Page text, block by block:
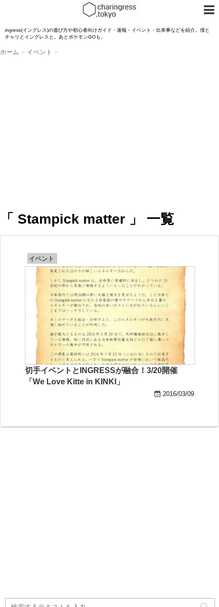
ingress(イングレス)の遊び方や初心者向けガイド・速報・イベント・出来事などを紹介。僕と
チャリとイングレスと。あとポケモンGOも。
ホーム > イベント >
「 Stampick matter 」 一覧
イベント
切手イベントとINGRESSが融合！3/20開催
「We Love Kitte in KINKI」
2016/03/09